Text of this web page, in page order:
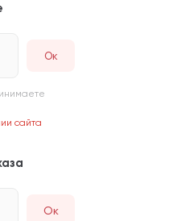
сайта
Ок